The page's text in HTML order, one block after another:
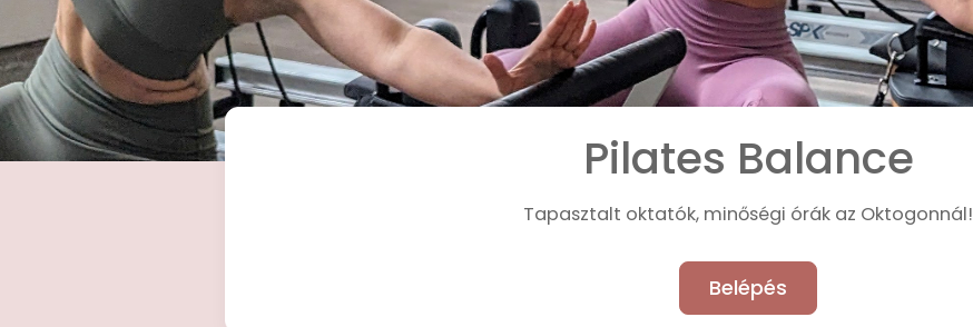
Pilates Balance
Tapasztalt oktatók, minőségi órák az Oktogonnál!
Belépés